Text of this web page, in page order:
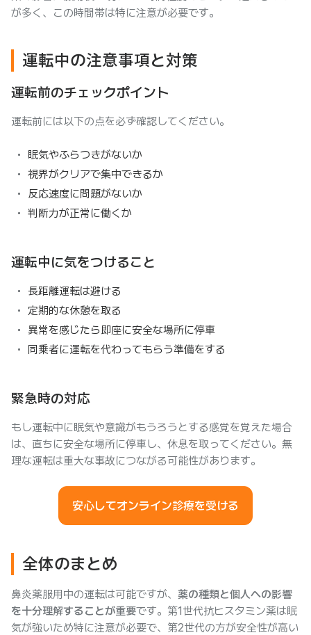
が多く、この時間帯は特に注意が必要です。
運転中の注意事項と対策
運転前のチェックポイント
運転前には以下の点を必ず確認してください。
眠気やふらつきがないか
視界がクリアで集中できるか
反応速度に問題がないか
判断力が正常に働くか
運転中に気をつけること
長距離運転は避ける
定期的な休憩を取る
異常を感じたら即座に安全な場所に停車
同乗者に運転を代わってもらう準備をする
緊急時の対応
もし運転中に眠気や意識がもうろうとする感覚を覚えた場合
は、直ちに安全な場所に停車し、休息を取ってください。無
理な運転は重大な事故につながる可能性があります。
安心してオンライン診療を受ける
全体のまとめ
鼻炎薬服用中の運転は可能ですが、 薬の種類と個人への影響
を十分理解することが重要です。第1世代抗ヒスタミン薬は眠
気が強いため特に注意が必要で、第2世代の方が安全性が高い